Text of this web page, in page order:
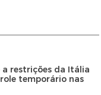
a restrições da Itália
temporário nas